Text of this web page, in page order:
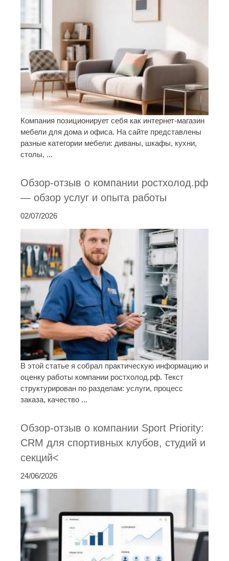
Компания позиционирует себя как интернет-магазин
мебели для дома и офиса. На сайте представлены
разные категории мебели: диваны, шкафы, кухни,
столы, ...
Обзор-отзыв о компании ростхолод.рф
— обзор услуг и опыта работы
02/07/2026
В этой статье я собрал практическую информацию и
оценку работы компании ростхолод.рф. Текст
структурирован по разделам: услуги, процесс
заказа, качество ...
Обзор-отзыв о компании Sport Priority:
CRM для спортивных клубов, студий и
секций<
24/06/2026